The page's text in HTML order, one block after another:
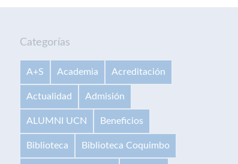
Categorías
A+S Academia Acreditación
Actualidad Admisión
ALUMNI UCN Beneficios
Biblioteca Biblioteca Coquimbo